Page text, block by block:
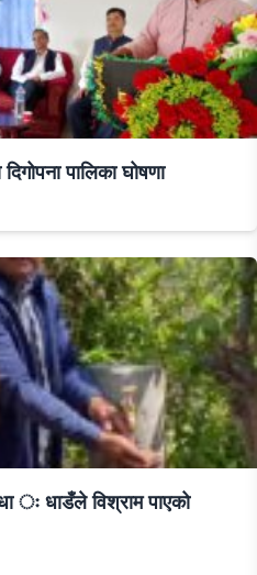
पालिका घोषणा
ः धाडँले विश्राम पाएको